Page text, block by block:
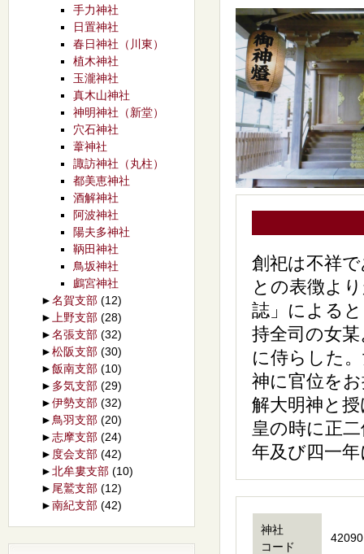
創祀は不祥
との表徴よ
誌」による
持全司の女
に侍らした
神に官位を
解大明神と
皇の時に正
年及び四一
神社
コード
手力神社
日置神社
春日神社（川東）
植木神社
玉瀧神社
真木山神社
神明神社（新堂）
穴石神社
葦神社
諏訪神社（丸柱）
都美恵神社
酒解神社
阿波神社
陽夫多神社
鞆田神社
鳥坂神社
鸕宮神社
►名賀支部 (12)
►
上野支部 (28)
►名張支部 (32)
►松阪支部 (30)
►飯南支部 (10)
► 多気支部 (29)
►伊勢支部 (32)
► 鳥羽支部 (20)
►志摩支部 (24)
► 度会支部 (42)
►北牟婁支部 (10)
► 尾鷲支部 (12)
►南紀支部 (42)